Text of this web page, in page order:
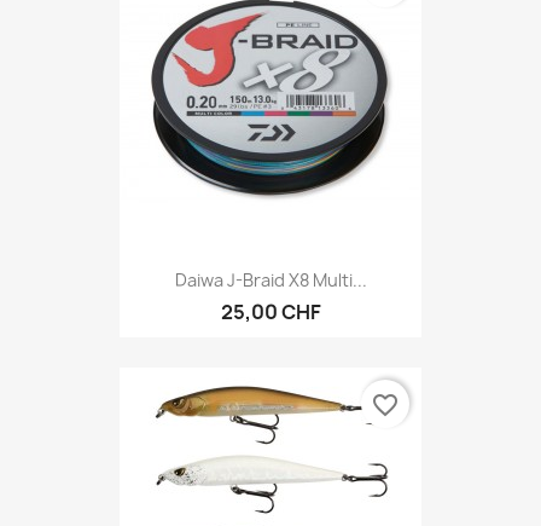
Daiwa J-Braid X8 Multi...
25,00 CHF
favorite_border